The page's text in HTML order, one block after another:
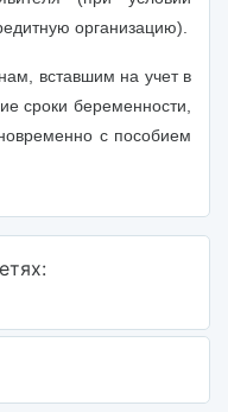
организацию).
вставшим на учет в
сроки беременности,
с пособием